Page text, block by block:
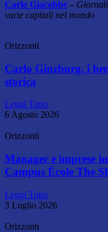
Carlo Giacobbe –
varie capitali nel mondo
Orizzonti
Carlo Ginzburg, i
storica
Leggi Tutto
6 Agosto 2026
Orizzonti
Manager e imprese
Campus École The
Leggi Tutto
3 Luglio 2026
Orizzonti